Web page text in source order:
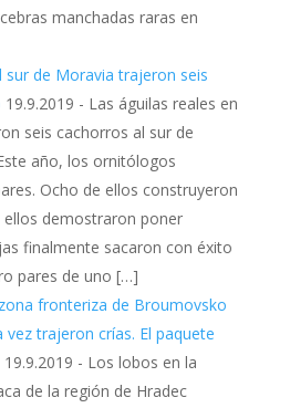
manchadas raras en
sur de Moravia trajeron seis
19.9.2019 - Las águilas reales en
seis cachorros al sur de
año, los ornitólogos
Ocho de ellos construyeron
ellos demostraron poner
finalmente sacaron con éxito
pares de uno […]
fronteriza de Broumovsko
trajeron crías. El paquete
19.9.2019 - Los lobos en la
de la región de Hradec